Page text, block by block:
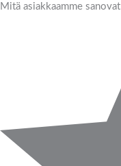
Mitä asiakkaamme sanovat